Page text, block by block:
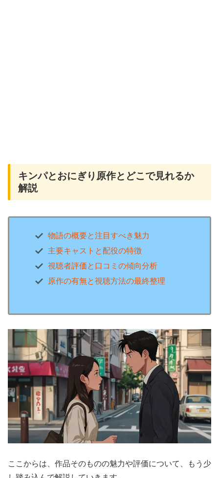
キンパとおにぎり原作とどこで見れるか
解説
物語の概要と注目すべき魅力
主要キャストと配役の特徴
視聴者評価と口コミの傾向分析
原作の有無と視聴方法の最終整理
ここからは、作品そのものの魅力や評価について、もう少